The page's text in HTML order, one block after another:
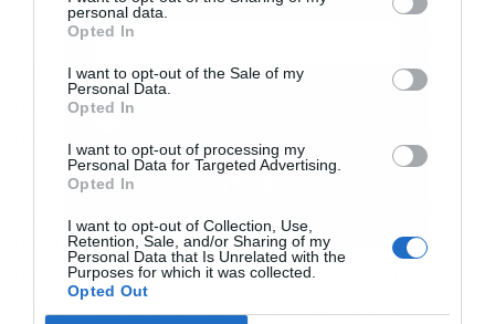
personal data.
Opted In
I want to opt-out of the Sale of my
Personal Data.
Opted In
I want to opt-out of processing my
Personal Data for Targeted Advertising.
Opted In
I want to opt-out of Collection, Use,
Retention, Sale, and/or Sharing of my
Personal Data that Is Unrelated with the
Purposes for which it was collected.
Opted Out
Αντίθετα, στο σούπερ μάρκετ όπου σημαντικό
μέρος της κατανάλωσης καθοδηγείται από την
αυθόρμητη αγορά, ο ανταγωνισμός τιμής είναι
αδυσώπητος. Ο καταναλωτής βρίσκει φθηνές
προτάσεις, συχνά σε πολύ χαμηλές τιμές,
μικρή ζυθοποιία να σταθεί με όρους κόστους. Η
μάχη δεν δίνεται πλέον μόνο στην ποιότητα, αλλά
και στο αν ο καταναλωτής μπορεί ή θέλει να
Αποδέχομαι τους